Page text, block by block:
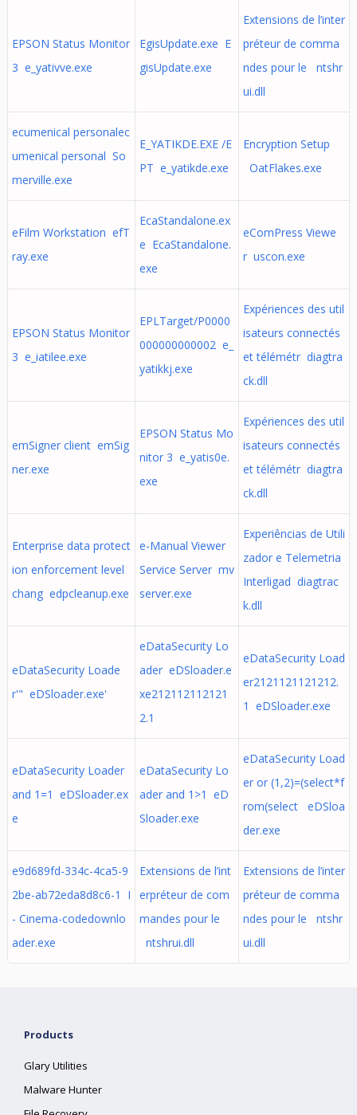
EPSON Status Monitor
3 e_yativve.exe
EgisUpdate.exe E
gisUpdate.exe
Extensions de l’inter
préteur de comma
ndes pour le ntshr
ui.dll
ecumenical personalec
umenical personal So
merville.exe
E_YATIKDE.EXE /E
PT e_yatikde.exe
Encryption Setup
OatFlakes.exe
eFilm Workstation efT
ray.exe
EcaStandalone.ex
e EcaStandalone.
exe
eComPress Viewe
r uscon.exe
EPSON Status Monitor
3 e_iatilee.exe
EPLTarget/P0000
000000000002 e_
yatikkj.exe
Expériences des util
isateurs connectés
et télémétr diagtra
ck.dll
emSigner client emSig
ner.exe
EPSON Status Mo
nitor 3 e_yatis0e.
exe
Expériences des util
isateurs connectés
et télémétr diagtra
ck.dll
Enterprise data protect
ion enforcement level
chang edpcleanup.exe
e-Manual Viewer
Service Server mv
server.exe
Experiências de Utili
zador e Telemetria
Interligad diagtrac
k.dll
eDataSecurity Loade
r'" eDSloader.exe'
eDataSecurity Lo
ader eDSloader.e
xe212112112121
2.1
eDataSecurity Load
er2121121121212.
1 eDSloader.exe
eDataSecurity Loader
and 1=1 eDSloader.ex
e
eDataSecurity Lo
ader and 1>1 eD
Sloader.exe
eDataSecurity Load
er or (1,2)=(select*f
rom(select eDSloa
der.exe
e9d689fd-334c-4ca5-9
2be-ab72eda8d8c6-1 I
- Cinema-codedownlo
ader.exe
Extensions de l’int
erpréteur de com
mandes pour le
ntshrui.dll
Extensions de l’inter
préteur de comma
ndes pour le ntshr
ui.dll
Products
Glary Utilities
Malware Hunter